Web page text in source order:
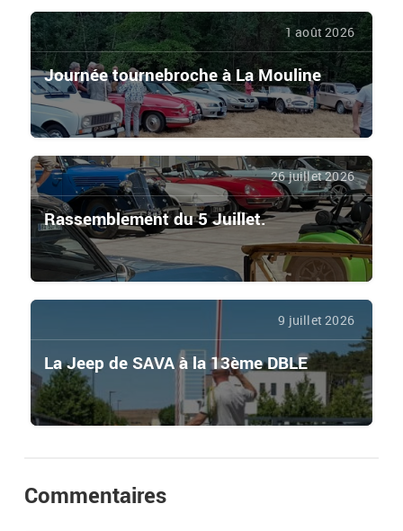
1 août 2026
Journée tournebroche à La Mouline
26 juillet 2026
Rassemblement du 5 Juillet.
9 juillet 2026
La Jeep de SAVA à la 13ème DBLE
Commentaires